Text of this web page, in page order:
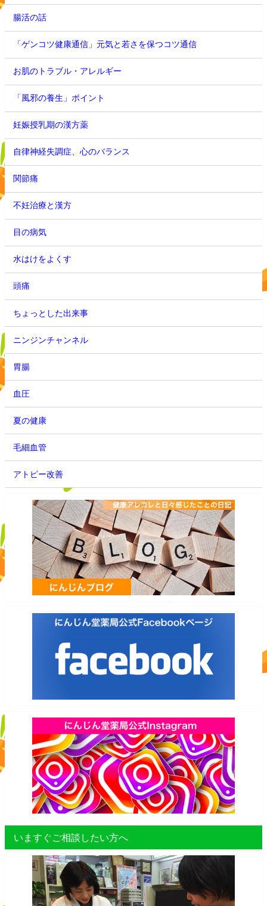
腸活の話
「ゲンコツ健康通信」元気と若さを保つコツ通信
お肌のトラブル・アレルギー
「風邪の養生」ポイント
妊娠授乳期の漢方薬
自律神経失調症、心のバランス
関節痛
不妊治療と漢方
目の病気
水はけをよくす
頭痛
ちょっとした出来事
ニンジンチャンネル
胃腸
血圧
夏の健康
毛細血管
アトピー改善
いますぐご相談したい方へ